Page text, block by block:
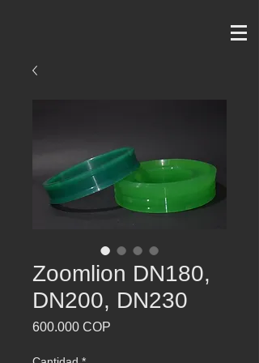
Zoomlion DN180,
DN200, DN230
600.000 COP